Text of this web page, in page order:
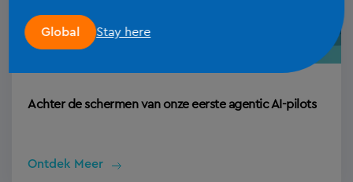
Achter de schermen van onze eerste agentic AI-pilots
Ontdek Meer
Global Stay here